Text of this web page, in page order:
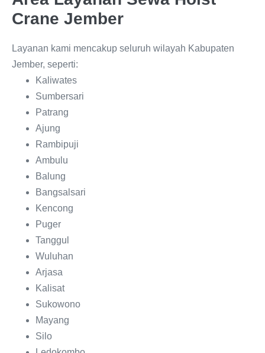
Crane Jember
Layanan kami mencakup seluruh wilayah Kabupaten
Jember, seperti:
Kaliwates
Sumbersari
Patrang
Ajung
Rambipuji
Ambulu
Balung
Bangsalsari
Kencong
Puger
Tanggul
Wuluhan
Arjasa
Kalisat
Sukowono
Mayang
Silo